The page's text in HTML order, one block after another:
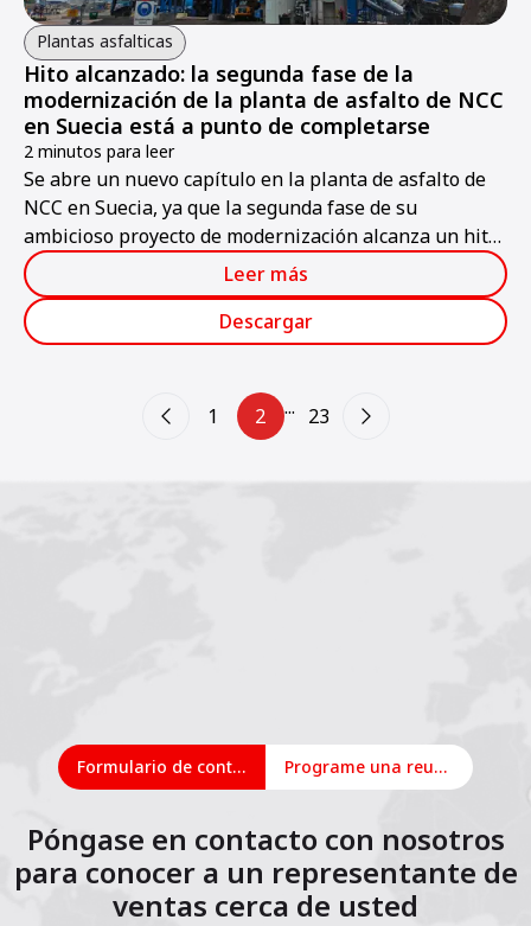
Plantas asfalticas
Hito alcanzado: la segunda fase de la
modernización de la planta de asfalto de NCC
en Suecia está a punto de completarse
2 minutos para leer
Se abre un nuevo capítulo en la planta de asfalto de
NCC en Suecia, ya que la segunda fase de su
ambicioso proyecto de modernización alcanza un hito
importante.
Leer más
Descargar
1 2 ... 23
Formulario de contacto Programe una reunión en línea
Póngase en contacto con nosotros
para conocer a un representante de
ventas cerca de usted